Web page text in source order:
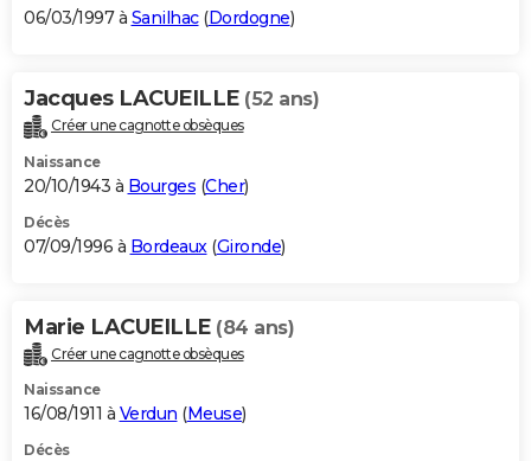
06/03/1997 à Sanilhac(Dordogne)
Jacques LACUEILLE (52 ans)
Créer une cagnotte obsèques
Naissance
20/10/1943 à Bourges (Cher)
Décès
07/09/1996 à Bordeaux (Gironde)
Marie LACUEILLE (84 ans)
Créer une cagnotte obsèques
Naissance
16/08/1911 à Verdun (Meuse)
Décès